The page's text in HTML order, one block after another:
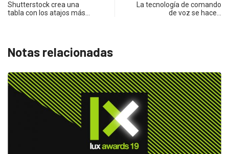
Shutterstock crea una
tabla con los atajos más…
La tecnología de comando
de voz se hace…
Notas relacionadas